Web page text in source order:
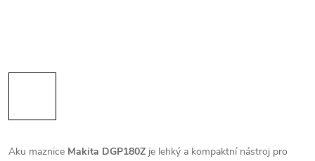
Aku maznice Makita DGP180Z je lehký a kompaktní nástroj pro